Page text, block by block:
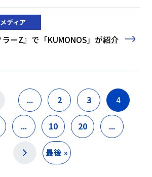
メディア
ラーZ』で「KUMONOS」が紹介
... 2 3 4
... 10 20 ...
最後 »